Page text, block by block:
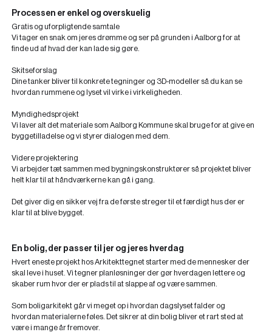
Processen er enkel og overskuelig
Gratis og uforpligtende samtale
Vi tager en snak om jeres drømme og ser på grunden i Aalborg for at
finde ud af hvad der kan lade sig gøre.
Skitseforslag
Dine tanker bliver til konkrete tegninger og 3D-modeller så du kan se
hvordan rummene og lyset vil virke i virkeligheden.
Myndighedsprojekt
Vi laver alt det materiale som Aalborg Kommune skal bruge for at give en
byggetilladelse og vi styrer dialogen med dem.
Videre projektering
Vi arbejder tæt sammen med bygningskonstruktører så projektet bliver
helt klar til at håndværkerne kan gå i gang.
Det giver dig en sikker vej fra de første streger til et færdigt hus der er
klar til at blive bygget.
En bolig, der passer til jer og jeres hverdag
Hvert eneste projekt hos Arkitekttegnet starter med de mennesker der
skal leve i huset. Vi tegner planløsninger der gør hverdagen lettere og
skaber rum hvor der er plads til at slappe af og være sammen.
Som boligarkitekt går vi meget op i hvordan dagslyset falder og
hvordan materialerne føles. Det sikrer at din bolig bliver et rart sted at
være i mange år fremover.